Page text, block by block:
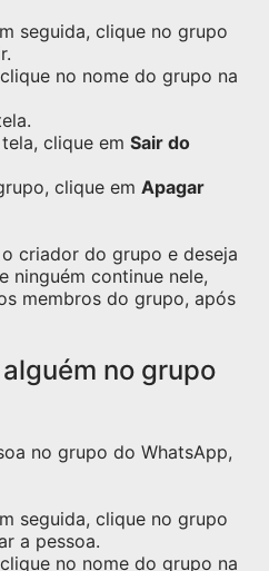
seguida, clique no grupo
no nome do grupo na
clique em Sair do
clique em Apagar
criador do grupo e deseja
ninguém continue nele,
membros do grupo, após
no grupo
no grupo do WhatsApp,
seguida, clique no grupo
a pessoa.
no nome do grupo na